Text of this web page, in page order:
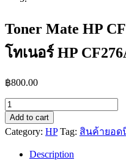
Toner Mate HP
โทเนอร์ HP
฿800.00
Toner
Mate
HP
CF276A
Add to cart
Category: HP Tag: สินค้ายอด
Description